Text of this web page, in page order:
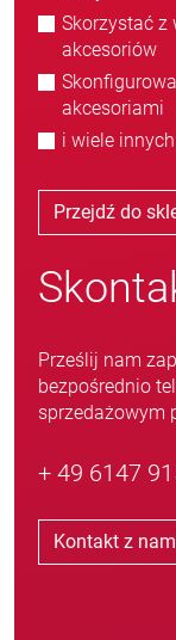
Skorzystać z
akcesoriów
akcesoriami
i wiele
Przejdź do
Prześlij nam
bezpośrednio
sprzedażowym
+ 49 6147
Kontakt z